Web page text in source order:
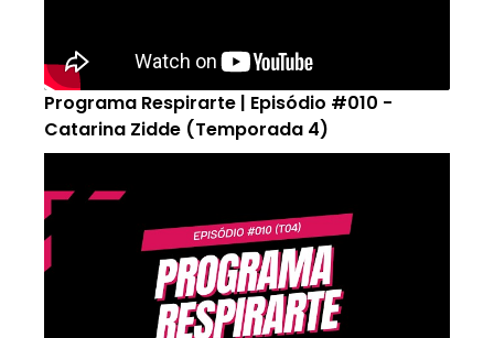
Programa Respirarte | Episódio #010 -
Catarina Zidde (Temporada 4)